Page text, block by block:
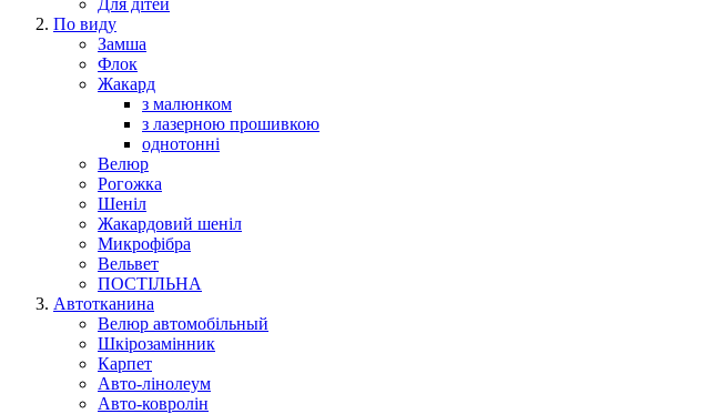
Для дітей
По виду
Замша
Флок
Жакард
з малюнком
з лазерною прошивкою
однотонні
Велюр
Рогожка
Шеніл
Жакардовий шеніл
Микрофібра
Вельвет
ПОСТІЛЬНА
Автотканина
Велюр автомобільный
Шкірозамінник
Карпет
Авто-лінолеум
Авто-ковролін